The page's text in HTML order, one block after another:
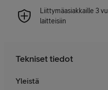
Liittymäasiakkaille 3
laitteisiin
Tekniset tiedot
Yleistä